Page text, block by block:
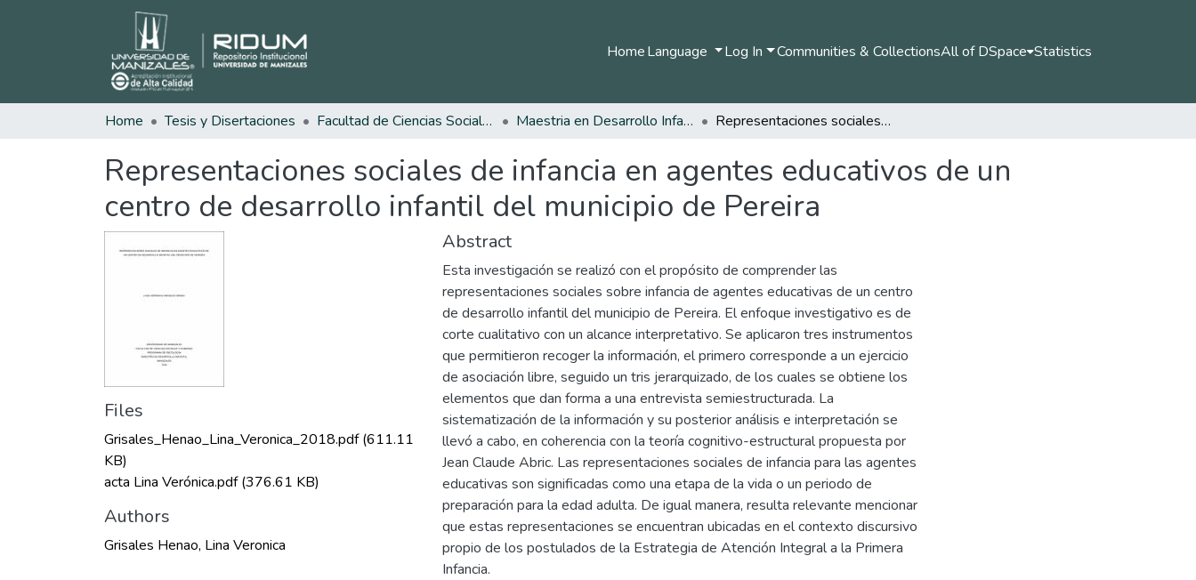
HomeLanguage Log In Communities & CollectionsAll of DSpace Statistics
Home Tesis y Disertaciones Facultad de Ciencias Sociales y Humanas Maestria en Desarrollo Infantil Representaciones sociales de infancia en agentes educativos de un centro de desarrollo infantil del municipio de Pereira
Representaciones sociales de infancia en agentes educativos de un
centro de desarrollo infantil del municipio de Pereira
Files
Grisales_Henao_Lina_Veronica_2018.pdf(611.11
KB)
acta Lina Verónica.pdf(376.61 KB)
Authors
Grisales Henao, Lina Veronica
Abstract
Esta investigación se realizó con el propósito de comprender las
representaciones sociales sobre infancia de agentes educativas de un centro
de desarrollo infantil del municipio de Pereira. El enfoque investigativo es de
corte cualitativo con un alcance interpretativo. Se aplicaron tres instrumentos
que permitieron recoger la información, el primero corresponde a un ejercicio
de asociación libre, seguido un tris jerarquizado, de los cuales se obtiene los
elementos que dan forma a una entrevista semiestructurada. La
sistematización de la información y su posterior análisis e interpretación se
llevó a cabo, en coherencia con la teoría cognitivo-estructural propuesta por
Jean Claude Abric. Las representaciones sociales de infancia para las agentes
educativas son significadas como una etapa de la vida o un periodo de
preparación para la edad adulta. De igual manera, resulta relevante mencionar
que estas representaciones se encuentran ubicadas en el contexto discursivo
propio de los postulados de la Estrategia de Atención Integral a la Primera
Infancia.